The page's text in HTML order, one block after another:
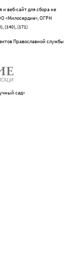
веб-сайт для сбора не
«Милосердие», ОГРН
(140), (171)
Православной службы
сад»